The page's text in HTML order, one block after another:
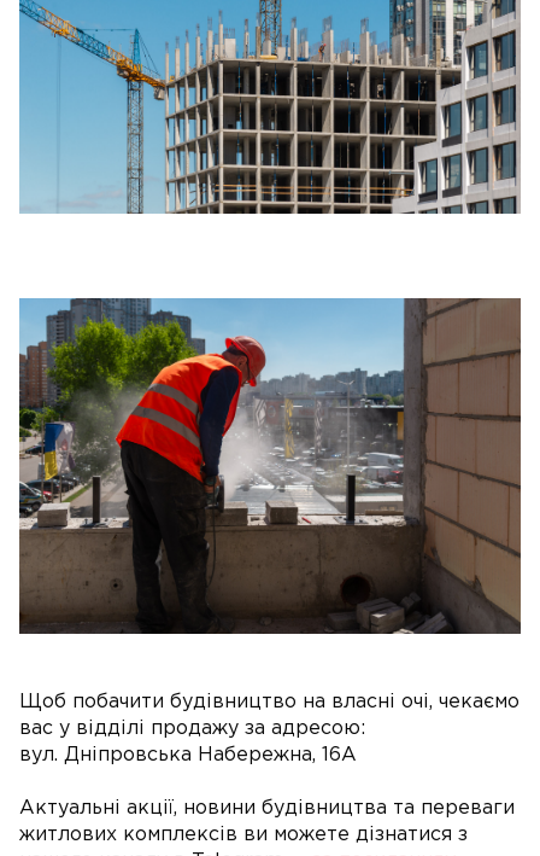
Щоб побачити будівництво на власні очі, чекаємо
вас у відділі продажу за адресою:
вул. Дніпровська Набережна, 16А
Актуальні акції, новини будівництва та переваги
житлових комплексів ви можете дізнатися з